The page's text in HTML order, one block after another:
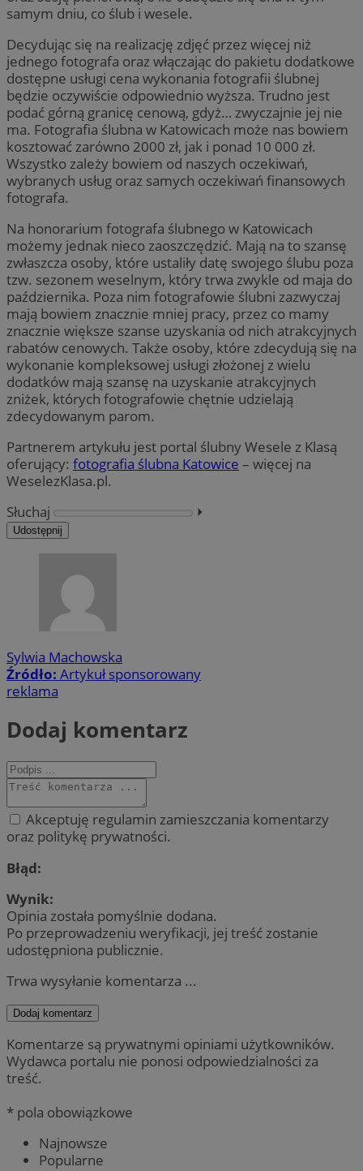
samym dniu, co ślub i wesele.
Decydując się na realizację zdjęć przez więcej niż
jednego fotografa oraz włączając do pakietu dodatkowe
dostępne usługi cena wykonania fotografii ślubnej
będzie oczywiście odpowiednio wyższa. Trudno jest
podać górną granicę cenową, gdyż… zwyczajnie jej nie
ma. Fotografia ślubna w Katowicach może nas bowiem
kosztować zarówno 2000 zł, jak i ponad 10 000 zł.
Wszystko zależy bowiem od naszych oczekiwań,
wybranych usług oraz samych oczekiwań finansowych
fotografa.
Na honorarium fotografa ślubnego w Katowicach
możemy jednak nieco zaoszczędzić. Mają na to szansę
zwłaszcza osoby, które ustaliły datę swojego ślubu poza
tzw. sezonem weselnym, który trwa zwykle od maja do
października. Poza nim fotografowie ślubni zazwyczaj
mają bowiem znacznie mniej pracy, przez co mamy
znacznie większe szanse uzyskania od nich atrakcyjnych
rabatów cenowych. Także osoby, które zdecydują się na
wykonanie kompleksowej usługi złożonej z wielu
dodatków mają szansę na uzyskanie atrakcyjnych
zniżek, których fotografowie chętnie udzielają
zdecydowanym parom.
Partnerem artykułu jest portal ślubny Wesele z Klasą
oferujący: fotografia ślubna Katowice – więcej na
WeselezKlasa.pl.
Słuchaj
⏵︎
Udostępnij
Sylwia Machowska
Źródło: Artykuł sponsorowany
reklama
Dodaj komentarz
Akceptuję regulamin zamieszczania komentarzy
oraz politykę prywatności.
Błąd:
Wynik:
Opinia została pomyślnie dodana.
Po przeprowadzeniu weryfikacji, jej treść zostanie
udostępniona publicznie.
Trwa wysyłanie komentarza ...
Dodaj komentarz
Komentarze są prywatnymi opiniami użytkowników.
Wydawca portalu nie ponosi odpowiedzialności za
treść.
* pola obowiązkowe
Najnowsze
Popularne